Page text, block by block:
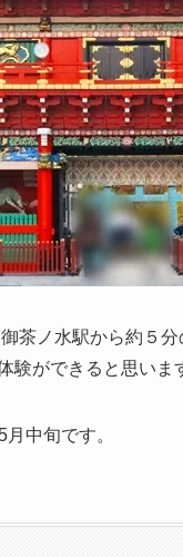
茶ノ水駅から約５
験ができると思いま
中旬です。